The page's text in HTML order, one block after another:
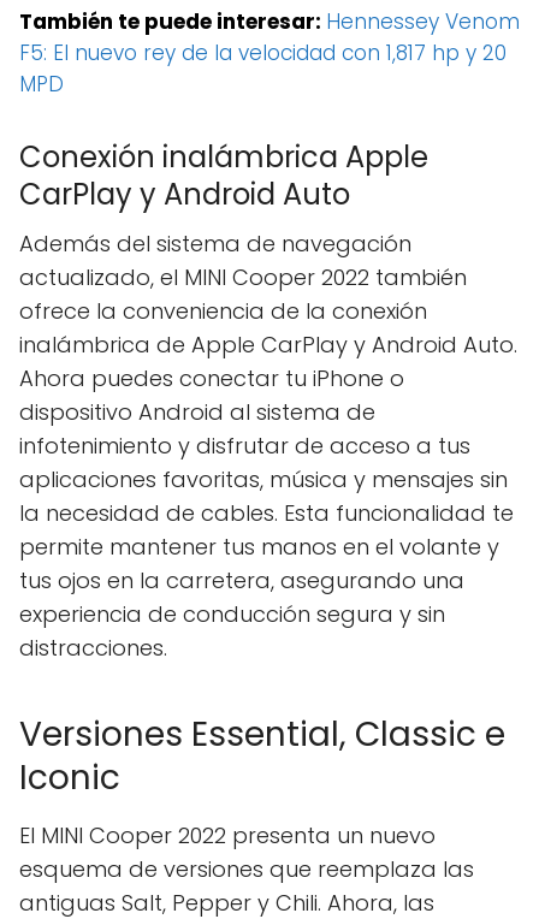
También te puede interesar: Hennessey Venom
F5: El nuevo rey de la velocidad con 1,817 hp y 20
MPD
Conexión inalámbrica Apple
CarPlay y Android Auto
Además del sistema de navegación
actualizado, el MINI Cooper 2022 también
ofrece la conveniencia de la conexión
inalámbrica de Apple CarPlay y Android Auto.
Ahora puedes conectar tu iPhone o
dispositivo Android al sistema de
infotenimiento y disfrutar de acceso a tus
aplicaciones favoritas, música y mensajes sin
la necesidad de cables. Esta funcionalidad te
permite mantener tus manos en el volante y
tus ojos en la carretera, asegurando una
experiencia de conducción segura y sin
distracciones.
Versiones Essential, Classic e
Iconic
El MINI Cooper 2022 presenta un nuevo
esquema de versiones que reemplaza las
antiguas Salt, Pepper y Chili. Ahora, las